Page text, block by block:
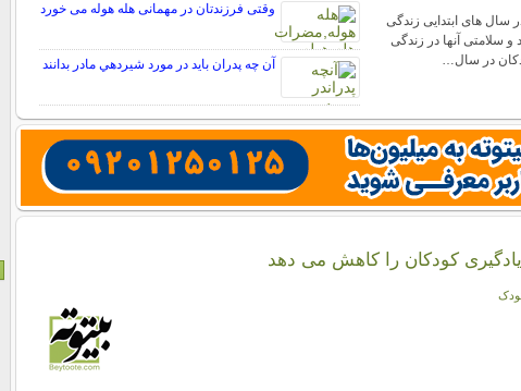
سال های ابتدایی زندگی
و سلامتی آنها در زندگی
در سال…
وقتی فرزندتان در مهمانی هله هوله می خورد
آن چه پدران بايد در مورد شيردهي مادر بدانند
یادگیری كودكان را كاهش می دهد